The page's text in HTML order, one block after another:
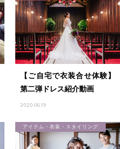
【ご自宅で衣装合せ体験】
第二弾ドレス紹介動画
2020.06.19
アイテム・衣装・スタイリング